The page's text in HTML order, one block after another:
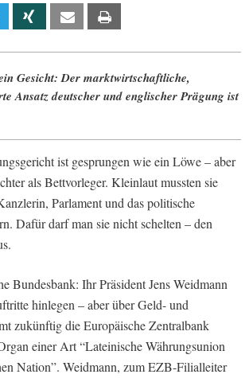
Linkedin Xing Email
Gesicht: Der marktwirtschaftliche,
Ansatz deutscher und englischer Prägung ist
ist gesprungen wie ein Löwe – aber
als Bettvorleger. Kleinlaut mussten sie
Parlament und das politische
Dafür darf man sie nicht schelten – den
Bundesbank: Ihr Präsident Jens Weidmann
hinlegen – aber über Geld- und
zukünftig die Europäische Zentralbank
einer Art “Lateinische Währungsunion
Nation”. Weidmann, zum EZB-Filialleiter